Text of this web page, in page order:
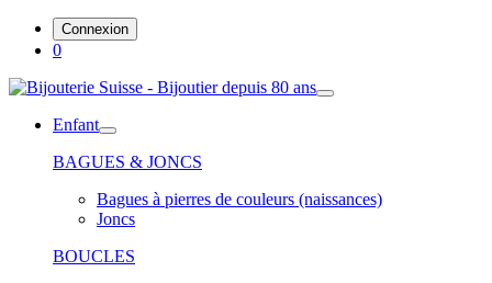
Connexion
0
Enfant
BAGUES & JONCS
Bagues à pierres de couleurs (naissances)
Joncs
BOUCLES